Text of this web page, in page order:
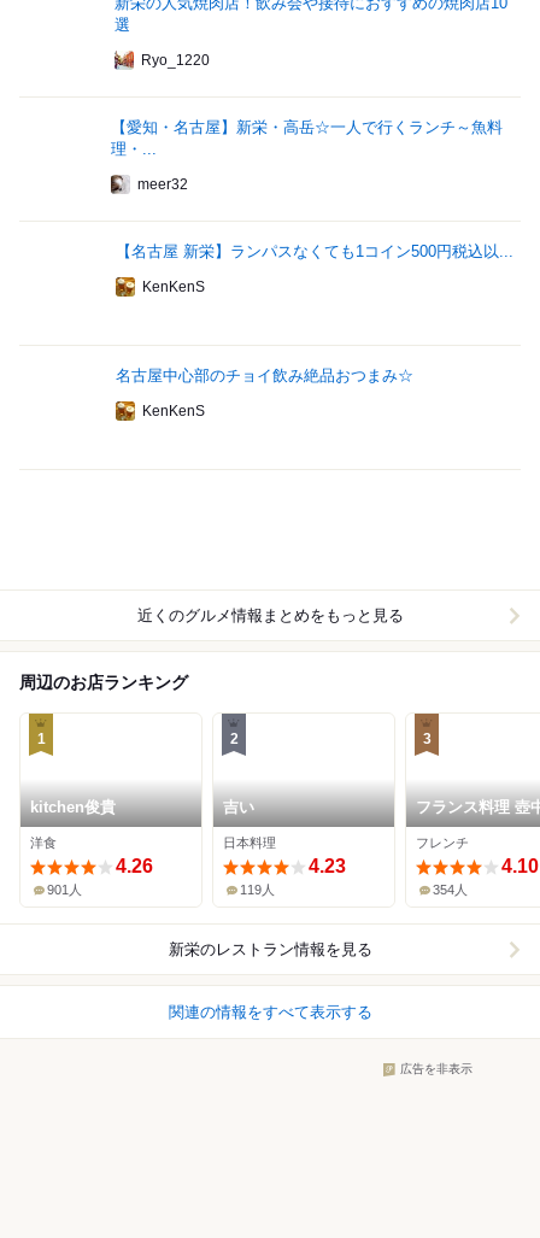
選
Ryo_1220
【愛知・名古屋】新栄・高岳☆一人で行くランチ～魚料
理・...
meer32
【名古屋 新栄】ランパスなくても1コイン500円税込以...
KenKenS
名古屋中心部のチョイ飲み絶品おつまみ☆
KenKenS
近くのグルメ情報まとめをもっと見る
周辺のお店ランキング
1
kitchen俊貴
洋食
4.26
901人
2
吉い
日本料理
4.23
119人
3
フランス料理 壺
フレンチ
4.10
354人
新栄のレストラン情報を見る
関連の情報をすべて表示する
広告を非表示